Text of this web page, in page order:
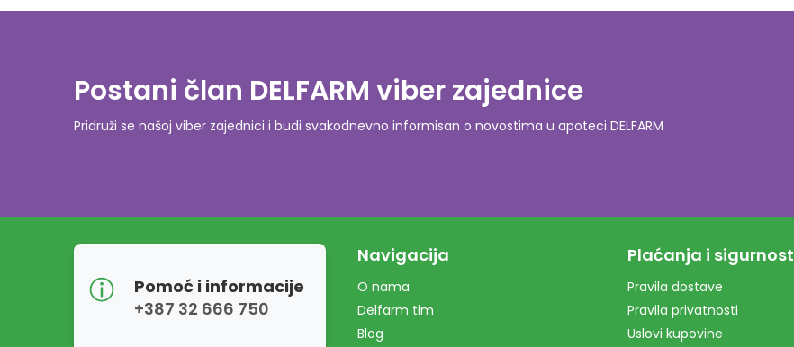
Postani član DELFARM viber zajednice
Pridruži se našoj viber zajednici i budi svakodnevno informisan o novostima u apoteci DELFARM
Pomoć i informacije
+387 32 666 750
Navigacija
O nama
Delfarm tim
Blog
Plaćanja i sigurnost
Pravila dostave
Pravila privatnosti
Uslovi kupovine